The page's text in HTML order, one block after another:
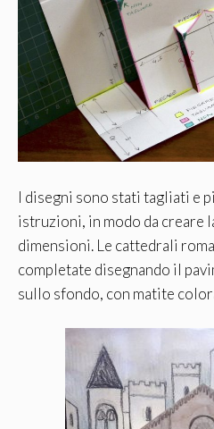
I disegni sono stati tagliati e
istruzioni, in modo da creare
dimensioni. Le cattedrali
completate disegnando il
sullo sfondo, con matite